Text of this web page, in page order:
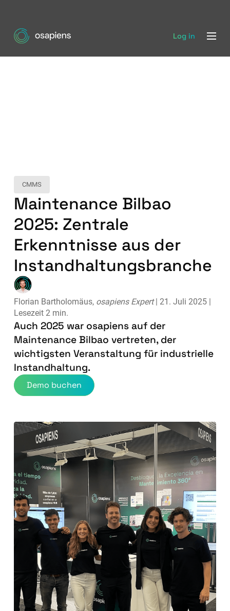
Log in
CMMS
Maintenance Bilbao
2025: Zentrale
Erkenntnisse aus der
Instandhaltungsbranche
Florian Bartholomäus, osapiens Expert| 21. Juli 2025 |
Lesezeit 2 min.
Auch 2025 war osapiens auf der
Maintenance Bilbao vertreten, der
wichtigsten Veranstaltung für industrielle
Instandhaltung.
Demo buchen